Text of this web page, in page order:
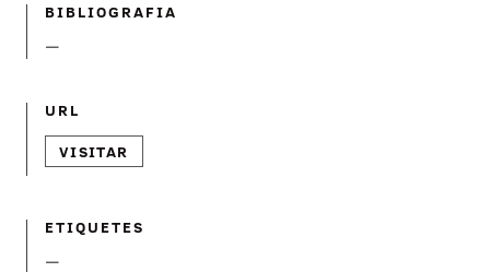
BIBLIOGRAFIA
—
URL
VISITAR
ETIQUETES
—